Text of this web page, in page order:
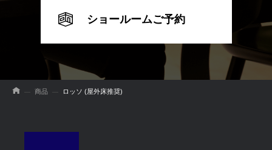
ショールームご予約
商品 ロッソ (屋外床推奨)